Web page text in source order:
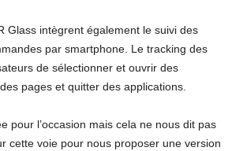
Glass intègrent également le suivi des
par smartphone. Le tracking des
de sélectionner et ouvrir des
pages et quitter des applications.
pour l’occasion mais cela ne nous dit pas
cette voie pour nous proposer une version